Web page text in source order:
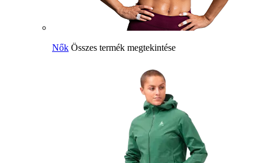
Nők Összes termék megtekintése